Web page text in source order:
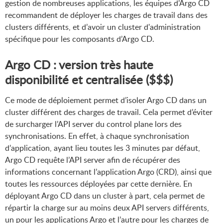
gestion de nombreuses applications, les équipes d’Argo CD
recommandent de déployer les charges de travail dans des
clusters différents, et d’avoir un cluster d'administration
spécifique pour les composants d’Argo CD.
Argo CD : version très haute
disponibilité et centralisée ($$$)
Ce mode de déploiement permet d’isoler Argo CD dans un
cluster différent des charges de travail. Cela permet d’éviter
de surcharger l’API server du control plane lors des
synchronisations. En effet, à chaque synchronisation
d’application, ayant lieu toutes les 3 minutes par défaut,
Argo CD requête l’API server afin de récupérer des
informations concernant l’application Argo (CRD), ainsi que
toutes les ressources déployées par cette dernière. En
déployant Argo CD dans un cluster à part, cela permet de
répartir la charge sur au moins deux API servers différents,
un pour les applications Argo et l’autre pour les charges de